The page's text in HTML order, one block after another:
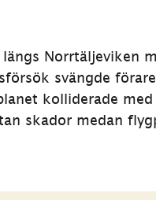
Norrtäljeviken
svängde
kolliderade med
skador medan